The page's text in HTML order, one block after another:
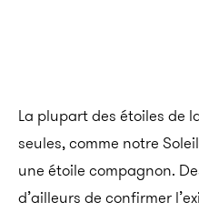
La plupart des étoiles de
seules, comme notre
une étoile compagnon.
d’ailleurs de confirmer